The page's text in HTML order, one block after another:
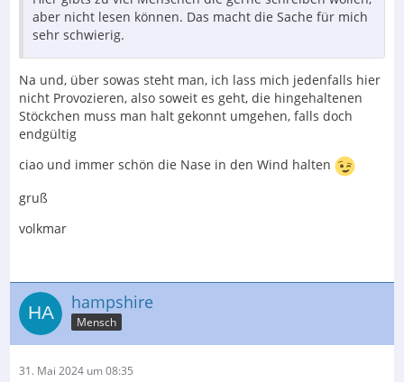
aber nicht lesen können. Das macht die Sache für mich
sehr schwierig.
Na und, über sowas steht man, ich lass mich jedenfalls hier
nicht Provozieren, also soweit es geht, die hingehaltenen
Stöckchen muss man halt gekonnt umgehen, falls doch
endgültig
ciao und immer schön die Nase in den Wind halten
gruß
volkmar
hampshire
Mensch
31. Mai 2024 um 08:35